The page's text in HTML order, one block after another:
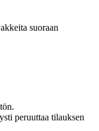
suoraan
peruuttaa tilauksen